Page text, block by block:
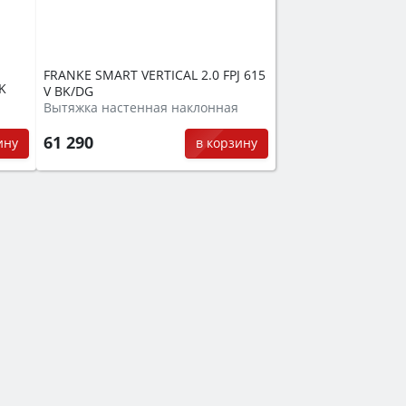
FRANKE SMART VERTICAL 2.0 FPJ 615
V BK/DG
Вытяжка настенная наклонная
61 290 в корзину